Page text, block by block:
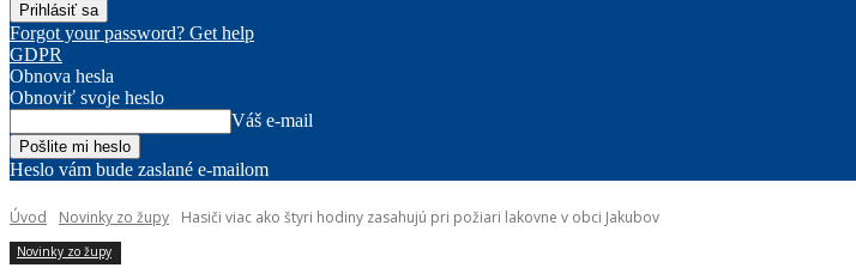
Forgot your password? Get help
GDPR
Obnova hesla
Obnoviť svoje heslo
Váš e-mail
Heslo vám bude zaslané e-mailom
Úvod Novinky zo župy Hasiči viac ako štyri hodiny zasahujú pri požiari lakovne v obci Jakubov
Novinky zo župy